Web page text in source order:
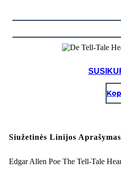
Siužetinės Linijos Aprašymas
Edgar Allen Poe The Tell-Tale